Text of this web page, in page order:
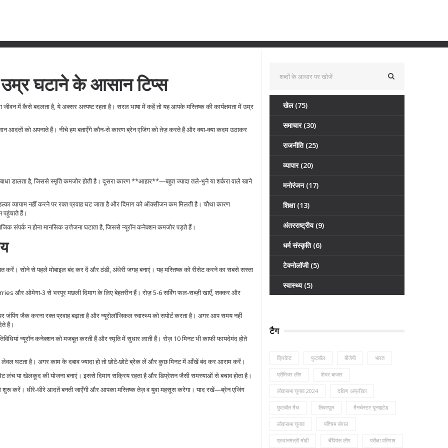
उम्र घटाने के आसान टिप्स
में कैसे बदलता है, ये अक्सर अस्पष्ट रहता है। सरल भाषा में कहें तो यह आपके मस्तिष्क की कार्यक्षमता में उम्र
आदतों को अपनाते हैं। नीचे हम बताएँगे कौन‑से कारण ब्रेन एजिंग को तेज़ करते हैं और क्या‑क्या कदम उठाकर
डालता है, जिससे स्मृति कमजोर होती है। दूसरा कारण **आहार**—बहुत ज्यादा तले‑भुने या शर्करा वाले खाने
व्यायाम नहीं करने पर रक्त प्रवाह घट जाता है और दिमाग को ऑक्सीजन कम मिलती है। चौथा कारण
पहुंचाते हैं।
संपर्क न होना मानसिक उत्तेजना घटाता है, जिससे न्यूरॉन कनेक्शन कमजोर पड़ते हैं।
करें। सोने से पहले मोबाइल बंद कर दें और ठंडी, अंधेरी जगह बनाएं। यह मस्तिष्क को रीसेट करने का सबसे सस्ता
और ओमेगा‑3 से भरपूर मछली दिमाग के लिए बेहतरीन हैं। रोज़ 5‑6 सर्विंग फल‑सब्ज़ी खाएँ, शक्कर और
जंपिंग जैक करना रक्त प्रवाह बढ़ाता है और न्यूरोलॉजिकल स्वास्थ्य को सपोर्ट करता है। अगर आप समय नहीं
हैं।
न्यूरॉन कनेक्शन को मजबूत करती हैं और स्मृति में सुधार लाती हैं। रोज़ 10 मिनट भी काफी फायदेमंद होते
घटता है। अगर काम के दबाव ज्यादा हो तो छोटे‑छोटे ब्रेक लें और कुछ मिनट में आँखें बंद कर आराम करें।
लंच या खेलकूद की योजना बनाएं। इससे दिमाग सक्रिय रहता है और डिप्रेशन जैसी समस्याओं से बचाव होता है।
करें। धीरे‑धीरे आदतें बनती जाएँगी और आपका मस्तिष्क तेज़ व युवा महसूस करेगा। याद रखें—ब्रेन एजिंग
खेल (75)
समाचार (30)
राजनीति (25)
व्यापार (20)
मनोरंजन (17)
शिक्षा (13)
अंतरराष्ट्रीय (9)
धर्म संस्कृति (6)
टेक्नोलॉजी (5)
स्वास्थ्य (5)
टैग
क्रिकेट फुटबॉल बीजेपी भारत
प्रीमियर लीग शेयर बाजार
लोकसभा चुनाव 2024 दक्षिण अफ्रीका
फुटबॉल मैच लिवरपूल मैनचेस्टर यूनाइटेड
लोकसभा चुनाव पश्चिम बंगाल
प्रधानमंत्री मोदी चैंपियंस लीग परीक्षा परिणाम